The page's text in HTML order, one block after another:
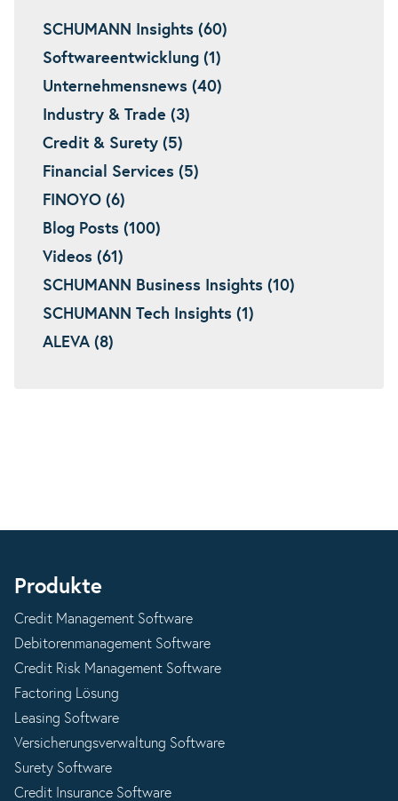
SCHUMANN Insights (60)
Softwareentwicklung (1)
Unternehmensnews (40)
Industry & Trade (3)
Credit & Surety (5)
Financial Services (5)
FINOYO (6)
Blog Posts (100)
Videos (61)
SCHUMANN Business Insights (10)
SCHUMANN Tech Insights (1)
ALEVA (8)
Produkte
Credit Management Software
Debitorenmanagement Software
Credit Risk Management Software
Factoring Lösung
Leasing Software
Versicherungsverwaltung Software
Surety Software
Credit Insurance Software